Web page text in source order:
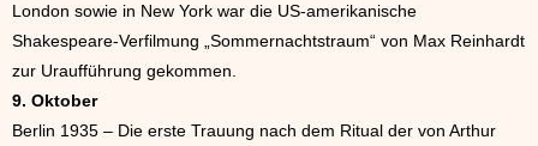
London sowie in New York war die US-amerikanische
Shakespeare-Verfilmung „Sommernachtstraum“ von Max Reinhardt
zur Uraufführung gekommen.
9. Oktober
Berlin 1935 – Die erste Trauung nach dem Ritual der von Arthur